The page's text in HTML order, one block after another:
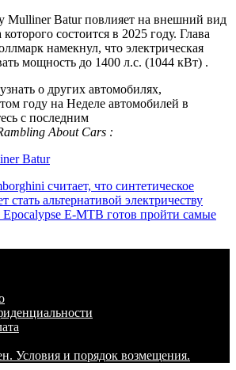
Batur повлияет на внешний вид
состоится в 2025 году. Глава
намекнул, что электрическая
мощность до 1400 л.с. (1044 кВт) .
о других автомобилях,
году на Неделе автомобилей в
с последним
About Cars :
Batur
считает, что синтетическое
альтернативой электричеству
E-MTB готов пройти самые
Условия и порядок возмещения.